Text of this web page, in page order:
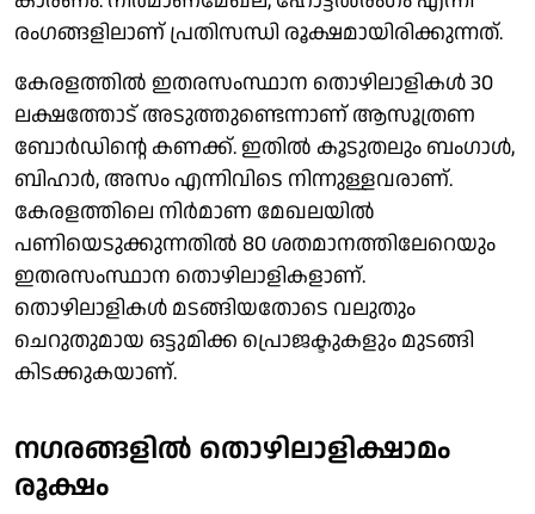
രംഗങ്ങളിലാണ് പ്രതിസന്ധി രൂക്ഷമായിരിക്കുന്നത്.
കേരളത്തില്‍ ഇതരസംസ്ഥാന തൊഴിലാളികള്‍ 30
ലക്ഷത്തോട് അടുത്തുണ്ടെന്നാണ് ആസൂത്രണ
ബോര്‍ഡിന്റെ കണക്ക്. ഇതില്‍ കൂടുതലും ബംഗാള്‍,
ബിഹാര്‍, അസം എന്നിവിടെ നിന്നുള്ളവരാണ്.
കേരളത്തിലെ നിര്‍മാണ മേഖലയില്‍
പണിയെടുക്കുന്നതില്‍ 80 ശതമാനത്തിലേറെയും
ഇതരസംസ്ഥാന തൊഴിലാളികളാണ്.
തൊഴിലാളികള്‍ മടങ്ങിയതോടെ വലുതും
ചെറുതുമായ ഒട്ടുമിക്ക പ്രൊജക്ടുകളും മുടങ്ങി
കിടക്കുകയാണ്.
നഗരങ്ങളില്‍ തൊഴിലാളിക്ഷാമം
രൂക്ഷം